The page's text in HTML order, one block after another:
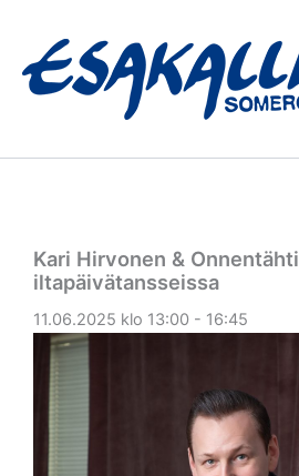
sisältöön
Kari Hirvonen & Onnentähti
iltapäivätansseissa
11.06.2025 klo 13:00 - 16:45